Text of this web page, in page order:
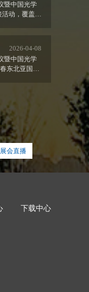
暨中国光学
动，覆盖政
2026-04-08
暨中国光学
东北亚国际
展会直播
下载中心